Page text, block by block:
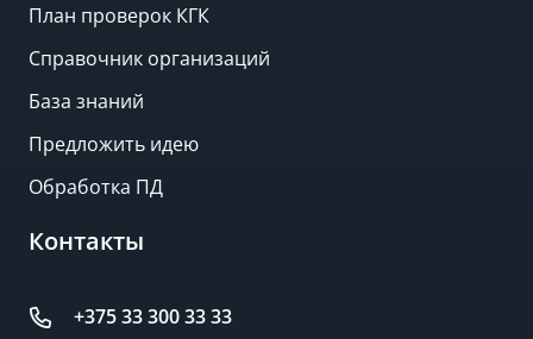
План проверок КГК
Справочник организаций
База знаний
Предложить идею
Обработка ПД
Контакты
+375 33 300 33 33